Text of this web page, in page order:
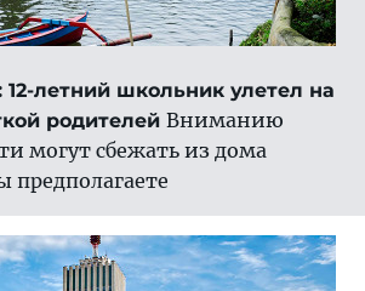
летний школьник улетел на
родителей Вниманию
могут сбежать из дома
предполагаете